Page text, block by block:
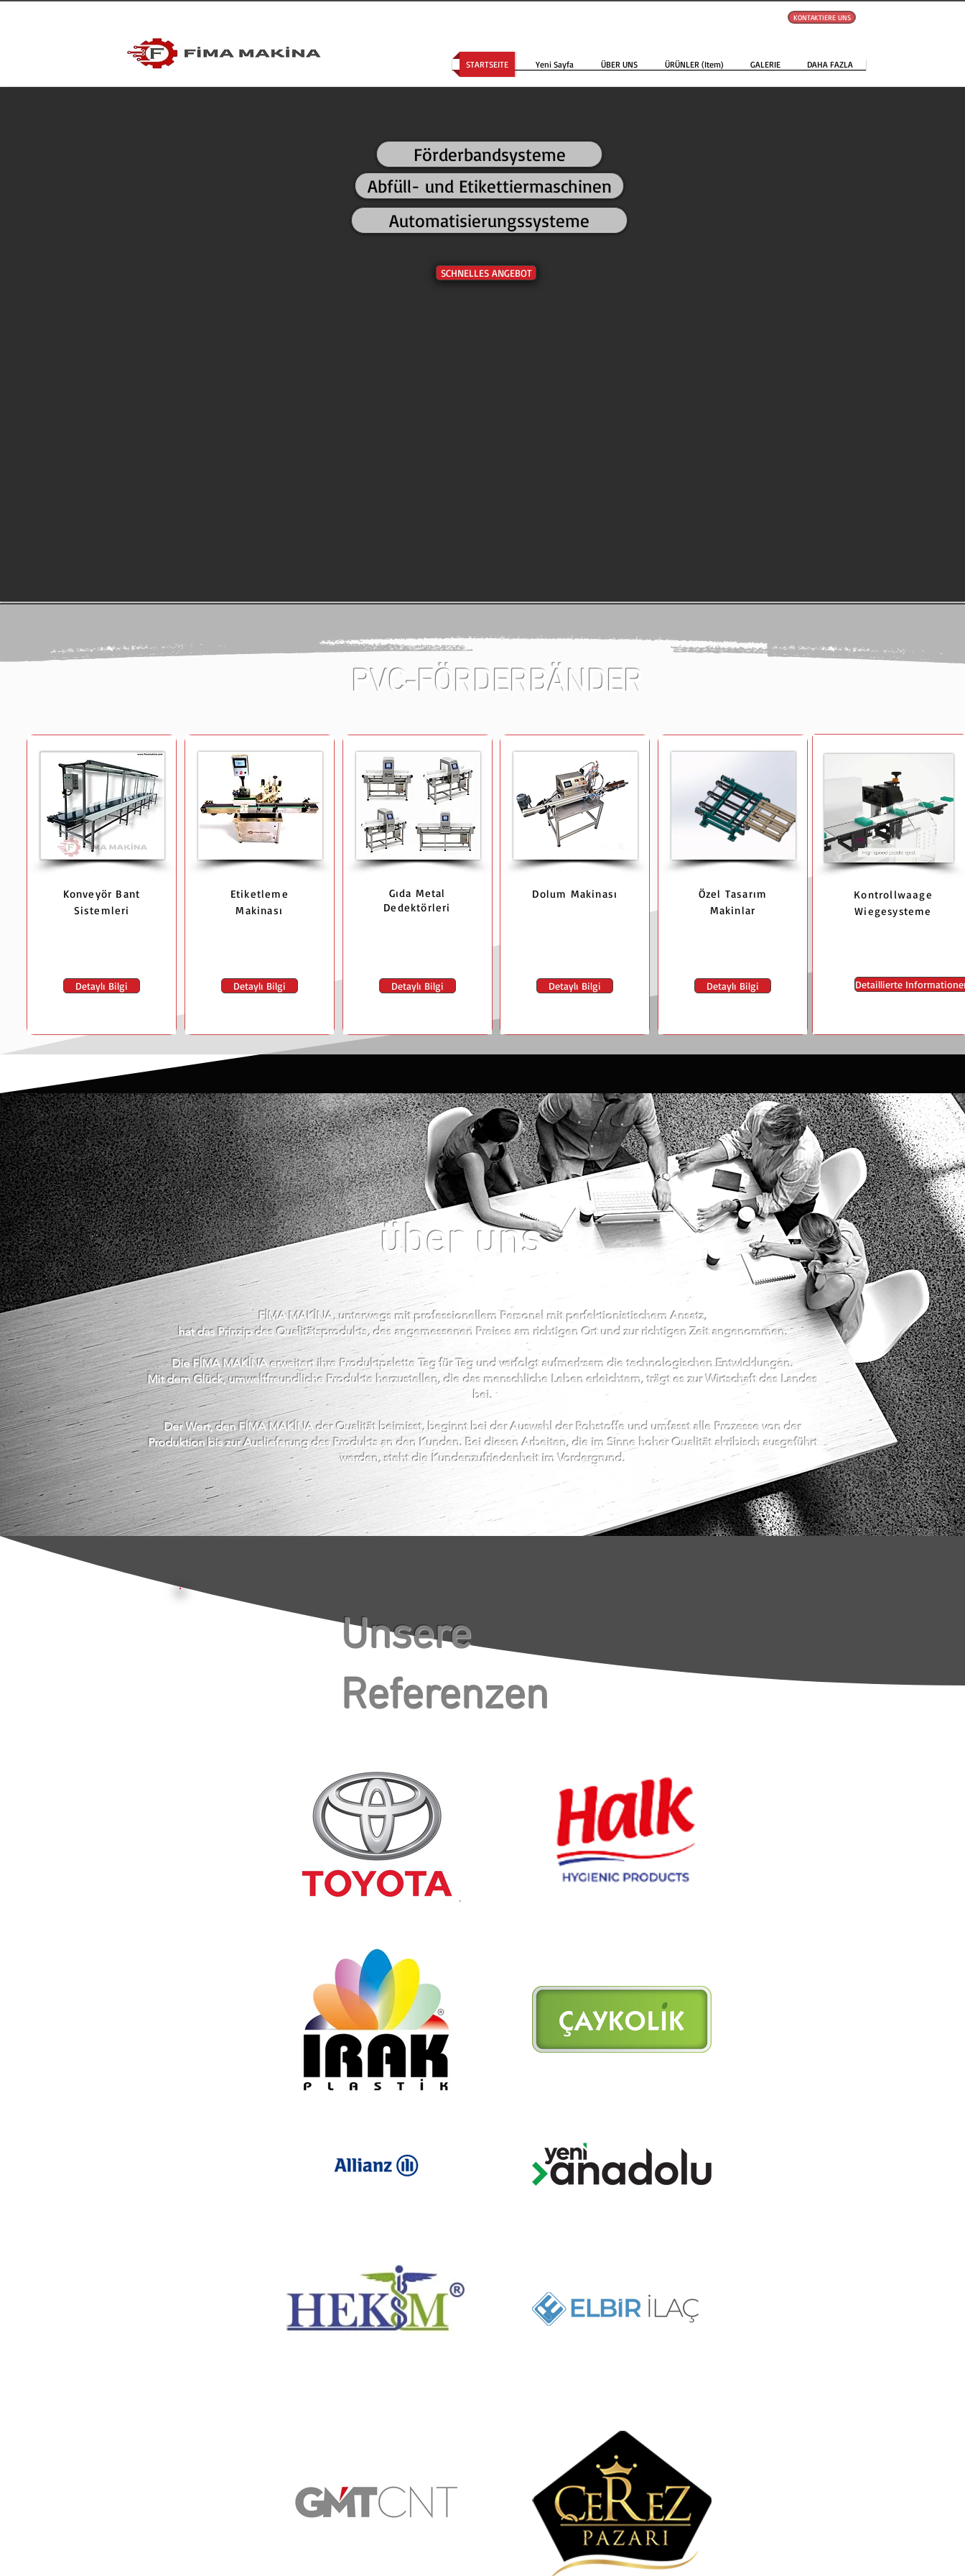
KONTAKTIERE UNS
STARTSEITE Yeni Sayfa ÜBER UNS ÜRÜNLER (Item) GALERIE DAHA FAZLA
SCHNELLES ANGEBOT
Förderbandsysteme
Abfüll- und Etikettiermaschinen
Automatisierungssysteme
PVC-FÖRDERBÄNDER
Konveyör Bant
Sistemleri
Detaylı Bilgi
Etiketleme
Makinası
Detaylı Bilgi
Gıda Metal
Dedektörleri
Detaylı Bilgi
Dolum Makinası
Detaylı Bilgi
Özel Tasarım
Makinlar
Detaylı Bilgi
Kontrollwaage
Wiegesysteme
Detaillierte
über uns
FİMA MAKİNA, unterwegs mit professionellem Personal mit perfektionistischem Ansatz,
hat das Prinzip des Qualitätsprodukts, des angemessenen Preises am richtigen Ort und zur richtigen Zeit angenommen.
Die FİMA MAKİNA erweitert ihre Produktpalette Tag für Tag und verfolgt aufmerksam die technologischen Entwicklungen.
Mit dem Glück, umweltfreundliche Produkte herzustellen, die das menschliche Leben erleichtern, trägt es zur Wirtschaft des Landes
bei.
Der Wert, den FİMA MAKİNA der Qualität beimisst, beginnt bei der Auswahl der Rohstoffe und umfasst alle Prozesse von der
Produktion bis zur Auslieferung des Produkts an den Kunden. Bei diesen Arbeiten, die im Sinne hoher Qualität akribisch ausgeführt
werden, steht die Kundenzufriedenheit im Vordergrund.
Unsere
Referenzen